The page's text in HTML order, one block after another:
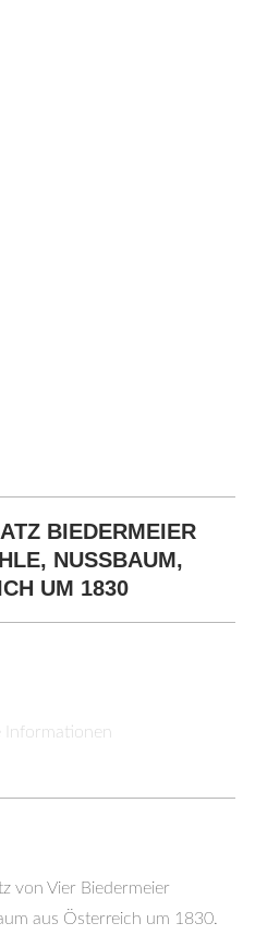
BIEDERMEIER
NUSSBAUM,
UM 1830
Informationen
von Vier Biedermeier
aus Österreich um 1830.